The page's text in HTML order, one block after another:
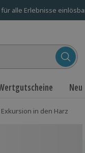
alle Erlebnisse
Neu
in den Harz